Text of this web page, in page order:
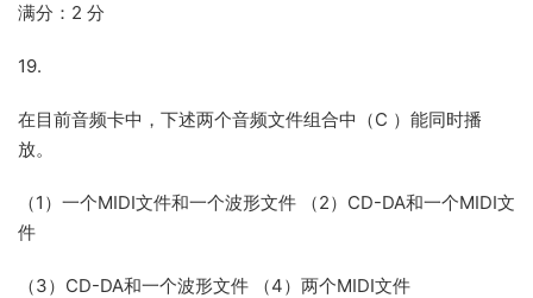
满分：2 分
19.
在目前音频卡中，下述两个音频文件组合中（C ）能同时播
放。
（1）一个MIDI文件和一个波形文件 （2）CD-DA和一个MIDI文
件
（3）CD-DA和一个波形文件 （4）两个MIDI文件